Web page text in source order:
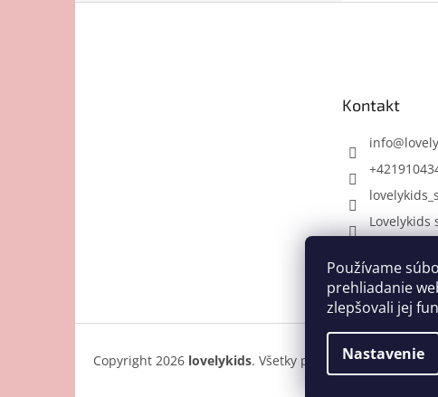
Používame
prehliadanie
zlepšovali jej
Nastavenie
Kontakt
info@
Lovelykids
Copyright 2026 lovelykids. Všetky práva vyhradené.